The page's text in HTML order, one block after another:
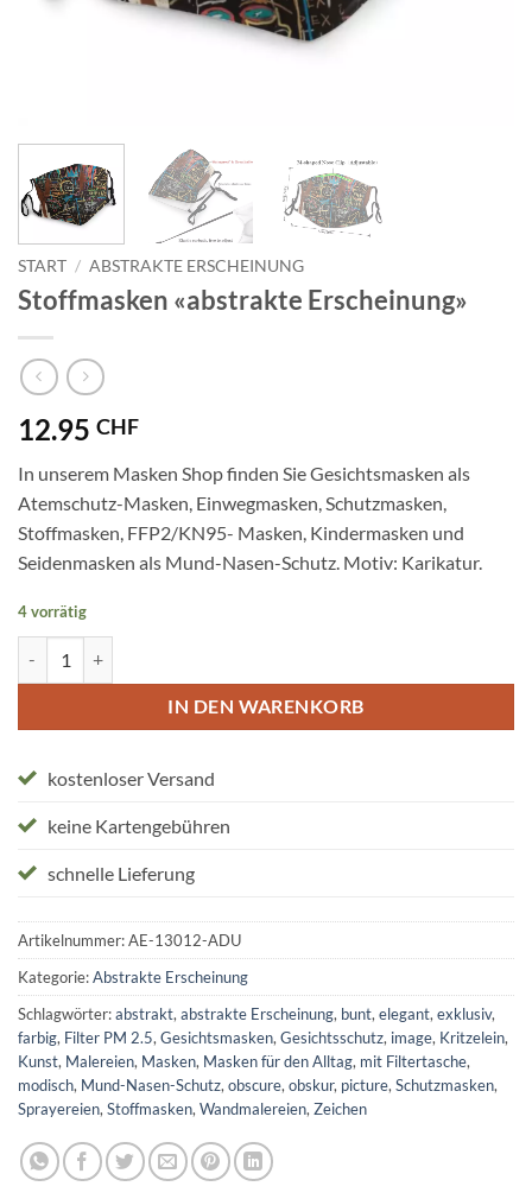
START / ABSTRAKTE ERSCHEINUNG
Stoffmasken «abstrakte Erscheinung»
12.95 CHF
In unserem Masken Shop finden Sie Gesichtsmasken als
Atemschutz-Masken, Einwegmasken, Schutzmasken,
Stoffmasken, FFP2/KN95- Masken, Kindermasken und
Seidenmasken als Mund-Nasen-Schutz. Motiv: Karikatur.
4 vorrätig
IN DEN WARENKORB
kostenloser Versand
keine Kartengebühren
schnelle Lieferung
Artikelnummer:AE-13012-ADU
Kategorie:Abstrakte Erscheinung
Schlagwörter:abstrakt,abstrakte Erscheinung, bunt,elegant,exklusiv,
farbig, Filter PM 2.5,Gesichtsmasken,Gesichtsschutz, image, Kritzelein,
Kunst, Malereien, Masken, Masken für den Alltag, mit Filtertasche,
modisch, Mund-Nasen-Schutz,obscure,obskur, picture,Schutzmasken,
Sprayereien,Stoffmasken,Wandmalereien,Zeichen